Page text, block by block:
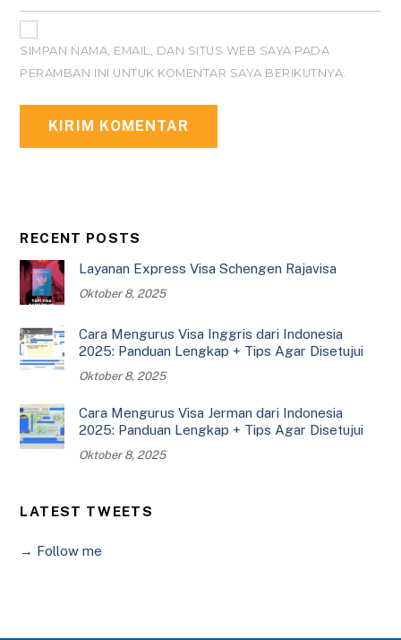
SIMPAN NAMA, EMAIL, DAN SITUS WEB SAYA PADA
PERAMBAN INI UNTUK KOMENTAR SAYA BERIKUTNYA.
RECENT POSTS
Layanan Express Visa Schengen Rajavisa
Oktober 8, 2025
Cara Mengurus Visa Inggris dari Indonesia
2025: Panduan Lengkap + Tips Agar Disetujui
Oktober 8, 2025
Cara Mengurus Visa Jerman dari Indonesia
2025: Panduan Lengkap + Tips Agar Disetujui
Oktober 8, 2025
LATEST TWEETS
→ Follow me